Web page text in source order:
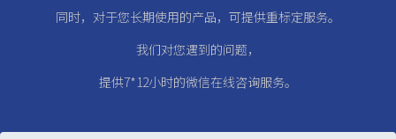
同时，对于您长期使用的产品，可提供重标定服务。
我们对您遇到的问题，
提供7*12小时的微信在线咨询服务。